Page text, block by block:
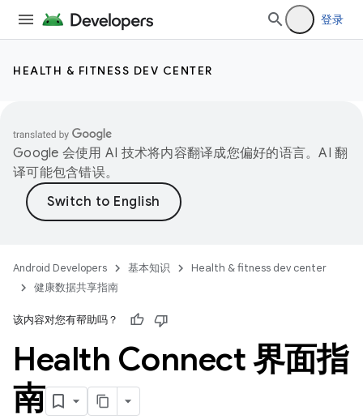
登录
HEALTH & FITNESS DEV CENTER
Google 会使用 AI 技术将内容翻译成您偏好的语言。AI 翻
译可能包含错误。
Android Developers 基本知识
Health & fitness dev center
健康数据共享指南
该内容对您有帮助吗？
Health Connect 界面指
南